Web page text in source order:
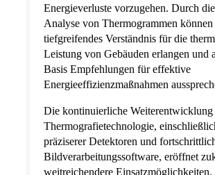
Energieverluste vorzugehen. Durch
Analyse von Thermogrammen
tiefgreifendes Verständnis für die
Leistung von Gebäuden erlangen und
Basis Empfehlungen für effektive
Energieeffizienzmaßnahmen
Die kontinuierliche Weiterentwicklung
Thermografietechnologie,
präziserer Detektoren und
Bildverarbeitungssoftware, eröffnet
weitreichendere